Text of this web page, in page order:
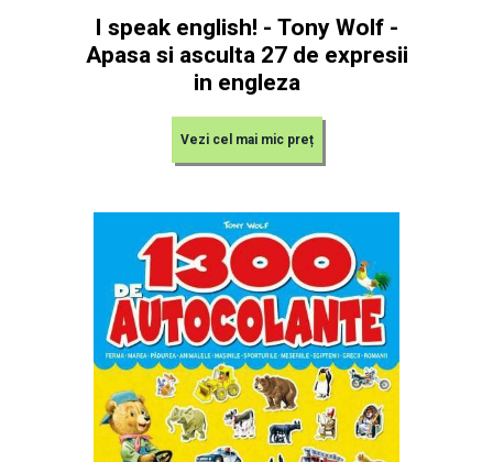
I speak english! - Tony Wolf -
Apasa si asculta 27 de expresii
in engleza
Vezi cel mai mic preț